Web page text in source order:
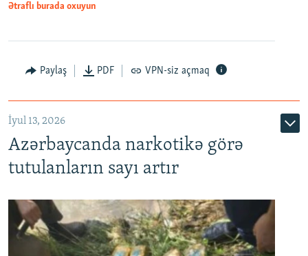
Ətraflı burada oxuyun
Paylaş PDF VPN-siz açmaq
İyul 13, 2026
Azərbaycanda narkotikə görə
tutulanların sayı artır